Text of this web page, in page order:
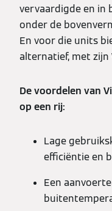
vervaardigde en in
onder de
En voor die units
alternatief, met zijn
De voordelen van
op een rij:
Lage
efficiëntie en
Een